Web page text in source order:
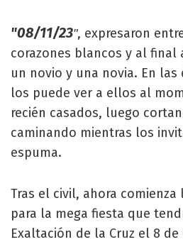
"08/11/23", expresaron
corazones blancos y al final
un novio y una novia. En
los puede ver a ellos al
recién casados, luego
caminando mientras los
espuma.
Tras el civil, ahora comienza
para la mega fiesta que
Exaltación de la Cruz el 8